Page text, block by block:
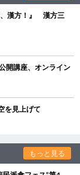
、漢方！』 漢方三
開講座、オンライン
を見上げて
もっと見る